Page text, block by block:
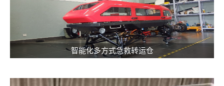
智能化多方式急救转运仓